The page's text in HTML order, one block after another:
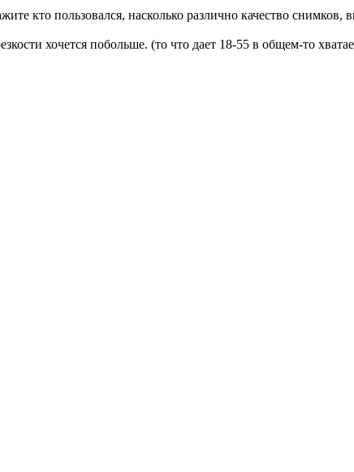
кто пользовался, насколько различно качество
хочется побольше. (то что дает 18-55 в общем-то